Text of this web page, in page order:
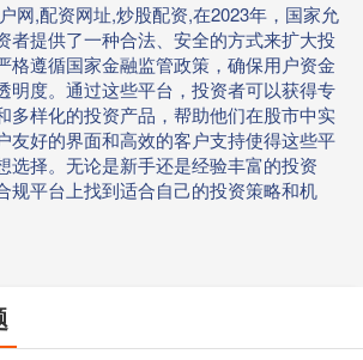
网,配资网址,炒股配资,在2023年，国家允
者提供了一种合法、安全的方式来扩大投
格遵循国家金融监管政策，确保用户资金
明度。通过这些平台，投资者可以获得专
多样化的投资产品，帮助他们在股市中实
友好的界面和高效的客户支持使得这些平
选择。无论是新手还是经验丰富的投资
规平台上找到适合自己的投资策略和机